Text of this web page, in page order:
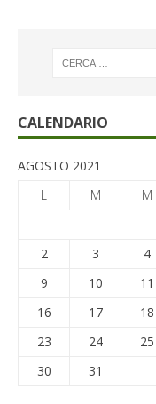
CALENDARIO
AGOSTO 2021
L
M M
2
3 4
9
10 11
16
17 18
23
24 25
30
31